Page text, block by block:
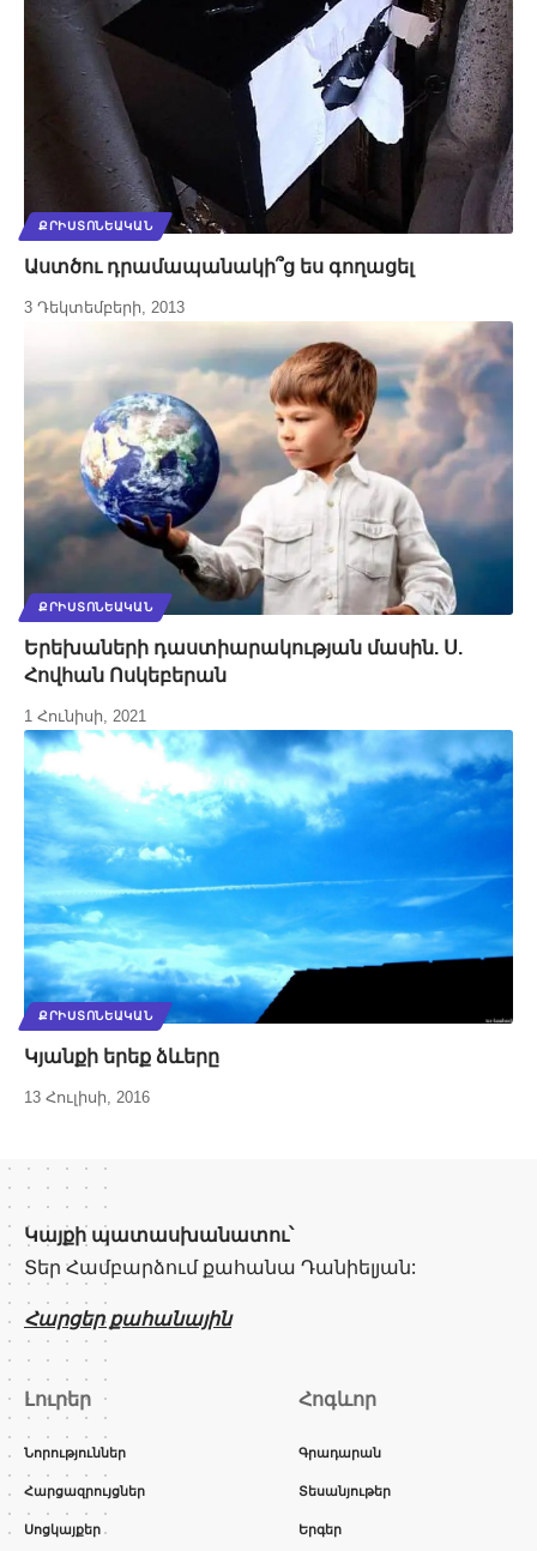
ՔՐԻՍՏՈՆԵԱԿԱՆ
Աստծու դրամապանակի՞ց ես գողացել
3 Դեկտեմբերի, 2013
ՔՐԻՍՏՈՆԵԱԿԱՆ
Երեխաների դաստիարակության մասին. Ս.
Հովհան Ոսկեբերան
1 Հունիսի, 2021
ՔՐԻՍՏՈՆԵԱԿԱՆ
Կյանքի երեք ձևերը
13 Հուլիսի, 2016
Կայքի պատասխանատու՝
Տեր Համբարձում քահանա Դանիելյան:
Հարցեր քահանային
Լուրեր
Նորություններ
Հարցազրույցներ
Սոցկայքեր
Հոգևոր
Գրադարան
Տեսանյութեր
Երգեր